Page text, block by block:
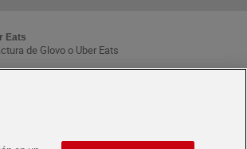
Eats
de Glovo o Uber Eats
de crédito aquí!